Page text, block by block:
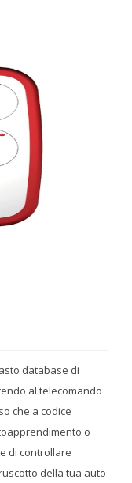
database di
al telecomando
che a codice
o
di controllare
della tua auto